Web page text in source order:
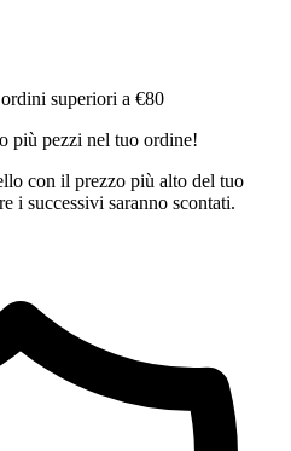
superiori a €80
più pezzi nel tuo ordine!
con il prezzo più alto del tuo
i successivi saranno scontati.